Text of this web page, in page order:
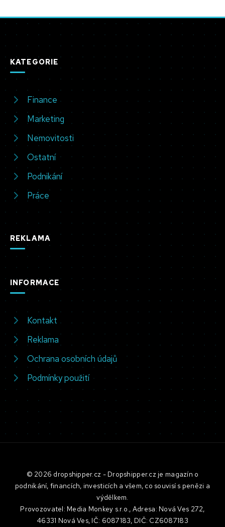
KATEGORIE
Finance
Marketing
Nemovitosti
Ostatní
Podnikání
Práce
REKLAMA
INFORMACE
Kontakt
Reklama
Ochrana osobních údajů
Podmínky použití
© 2026 dropshipper.cz - Dropshipper.cz je magazín o
podnikání, financích, investicích a všem, co souvisí s penězi a
výdělkem.
Provozovatel: Media Monkey s.r.o., Adresa: Nová Ves 272,
46331 Nová Ves, IČ: 6087183, DIČ: CZ6087183